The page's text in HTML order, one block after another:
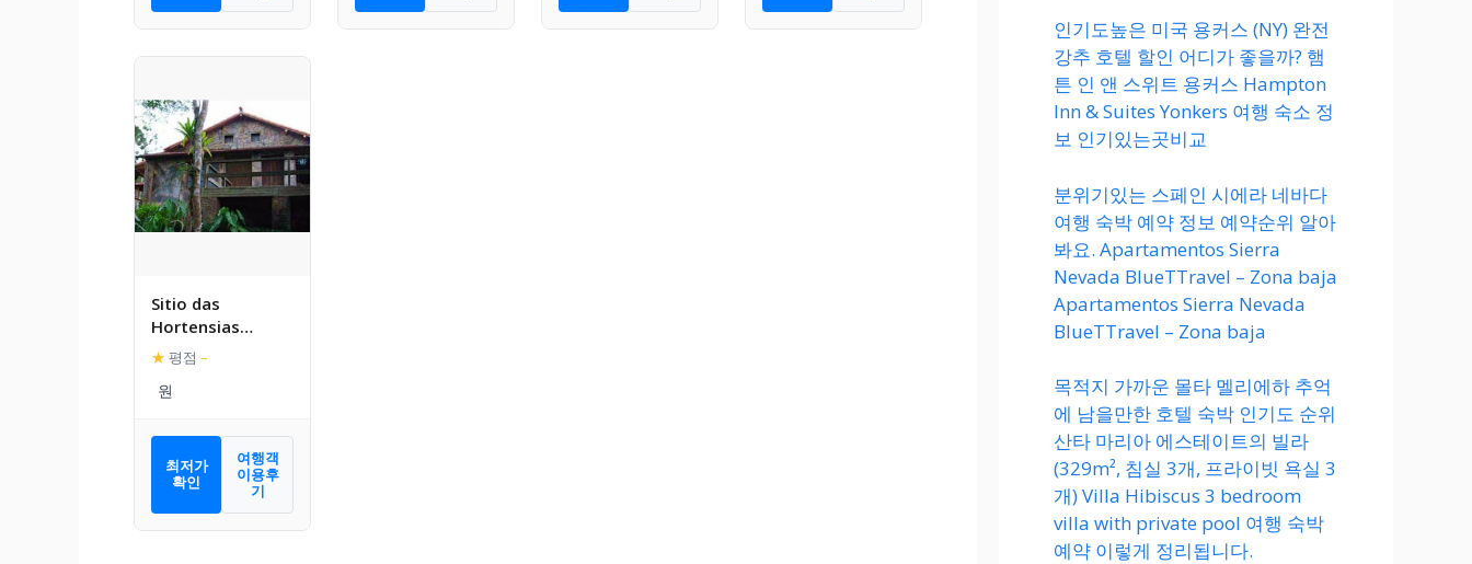
Sitio das
Hortensias
Chales
★ 평점 –
최저가
확인
여행객
이용후
기
인기도높은 미국 용커스 (NY) 완전
강추 호텔 할인 어디가 좋을까? 햄
튼 인 앤 스위트 용커스 Hampton
Inn & Suites Yonkers 여행 숙소 정
보 인기있는곳비교
분위기있는 스페인 시에라 네바다
여행 숙박 예약 정보 예약순위 알아
봐요. Apartamentos Sierra
Nevada BlueTTravel – Zona baja
Apartamentos Sierra Nevada
BlueTTravel – Zona baja
목적지 가까운 몰타 멜리에하 추억
에 남을만한 호텔 숙박 인기도 순위
산타 마리아 에스테이트의 빌라
(329m², 침실 3개, 프라이빗 욕실 3
개) Villa Hibiscus 3 bedroom
villa with private pool 여행 숙박
예약 이렇게 정리됩니다.